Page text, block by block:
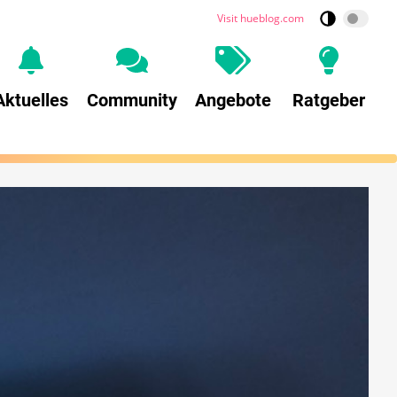
Visit hueblog.com
Community Angebote Ratgeber